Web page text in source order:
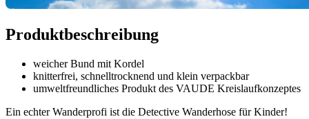
Produktbeschreibung
weicher Bund mit Kordel
knitterfrei, schnelltrocknend und klein verpackbar
umweltfreundliches Produkt des VAUDE Kreislaufkonzeptes
Ein echter Wanderprofi ist die Detective Wanderhose für Kinder!